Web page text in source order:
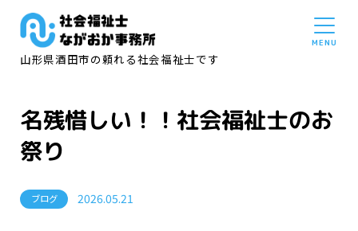
山形県酒田市の頼れる社会福祉士です
名残惜しい！！社会福祉士のお
祭り
ブログ 2026.05.21